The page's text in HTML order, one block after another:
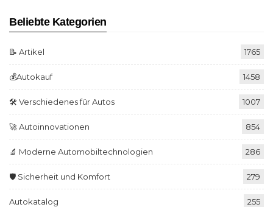
Beliebte Kategorien
📝 Artikel 1765
💰Autokauf 1458
🛠️ Verschiedenes für Autos 1007
🚀 Autoinnovationen 854
🔬 Moderne Automobiltechnologien 286
🛡️ Sicherheit und Komfort 279
Autokatalog 255